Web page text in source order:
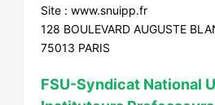
Site : www.snuipp.fr
128 BOULEVARD AUGUSTE
75013 PARIS
FSU-Syndicat National